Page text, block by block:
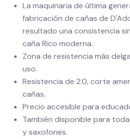
La maquinaria de última
fabricación de cañas de
resultado una consistencia
caña Rico moderna.
Zona de resistencia más
uso.
Resistencia de 2.0, corte
cañas.
Precio accesible para
También disponible para
y saxofones.